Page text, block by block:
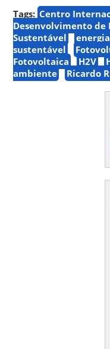
Tags: Centro
Desenvolvimento de
Sustentável
sustentável
Fotovoltaica
H2V
ambiente
Ricardo